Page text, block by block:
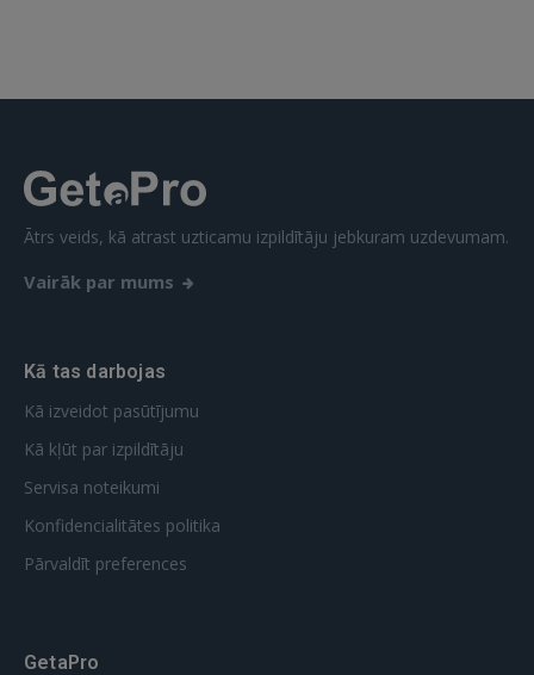
Ātrs veids, kā atrast uzticamu izpildītāju jebkuram uzdevumam.
Vairāk par mums
Kā tas darbojas
Kā izveidot pasūtījumu
Kā kļūt par izpildītāju
Servisa noteikumi
Konfidencialitātes politika
Pārvaldīt preferences
GetaPro